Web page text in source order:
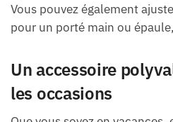
Vous pouvez également
pour un porté main ou
Un accessoire
les occasions